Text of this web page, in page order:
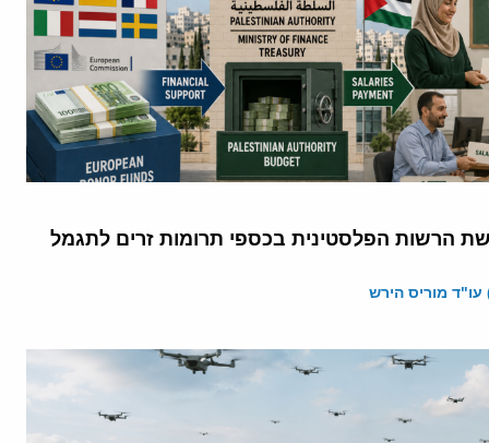
הרשות הפלסטינית בכספי תרומות זרים לתגמל
מוריס הירש